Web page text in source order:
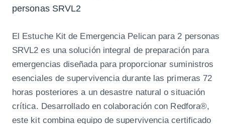
personas SRVL2
El Estuche Kit de Emergencia Pelican para 2 personas
SRVL2 es una solución integral de preparación para
emergencias diseñada para proporcionar suministros
esenciales de supervivencia durante las primeras 72
horas posteriores a un desastre natural o situación
crítica. Desarrollado en colaboración con Redfora®,
este kit combina equipo de supervivencia certificado